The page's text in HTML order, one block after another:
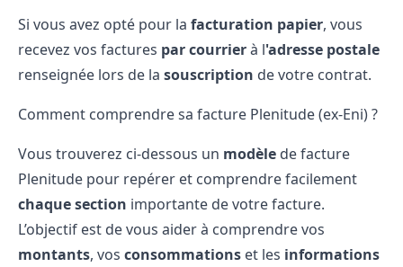
Si vous avez opté pour la facturation papier, vous
recevez vos factures par courrierà l'adresse postale
renseignée lors de la souscription de votre contrat.
Comment comprendre sa facture Plenitude (ex-Eni) ?
Vous trouverez ci-dessous un modèle de facture
Plenitude pour repérer et comprendre facilement
chaque section importante de votre facture.
L’objectif est de vous aider à comprendre vos
montants, vos consommations et les informations